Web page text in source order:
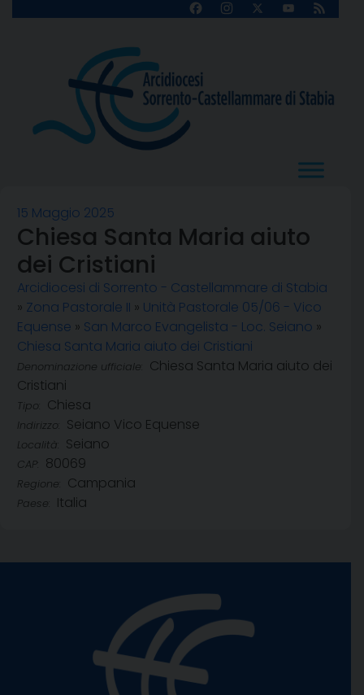
FacebookInstagram
X
YouTube
Feed
15 Maggio 2025
Chiesa Santa Maria aiuto
dei Cristiani
Arcidiocesi di Sorrento - Castellammare di Stabia
» Zona Pastorale II » Unità Pastorale 05/06 - Vico
Equense » San Marco Evangelista - Loc. Seiano »
Chiesa Santa Maria aiuto dei Cristiani
Denominazione ufficiale:
Chiesa Santa Maria aiuto dei
Cristiani
Tipo: Chiesa
Indirizzo: Seiano Vico Equense
Località: Seiano
CAP: 80069
Regione: Campania
Paese: Italia